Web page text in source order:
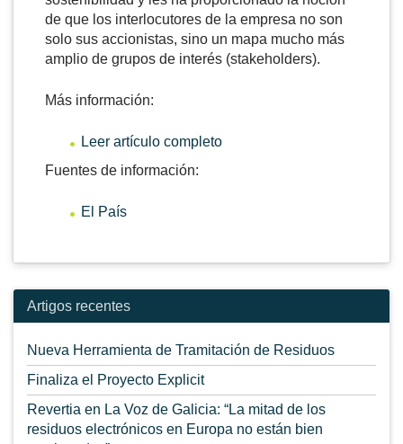
de que los interlocutores de la empresa no son
solo sus accionistas, sino un mapa mucho más
amplio de grupos de interés (stakeholders).
Más información:
Leer artículo completo
Fuentes de información:
El País
Artigos recentes
Nueva Herramienta de Tramitación de Residuos
Finaliza el Proyecto Explicit
Revertia en La Voz de Galicia: “La mitad de los
residuos electrónicos en Europa no están bien